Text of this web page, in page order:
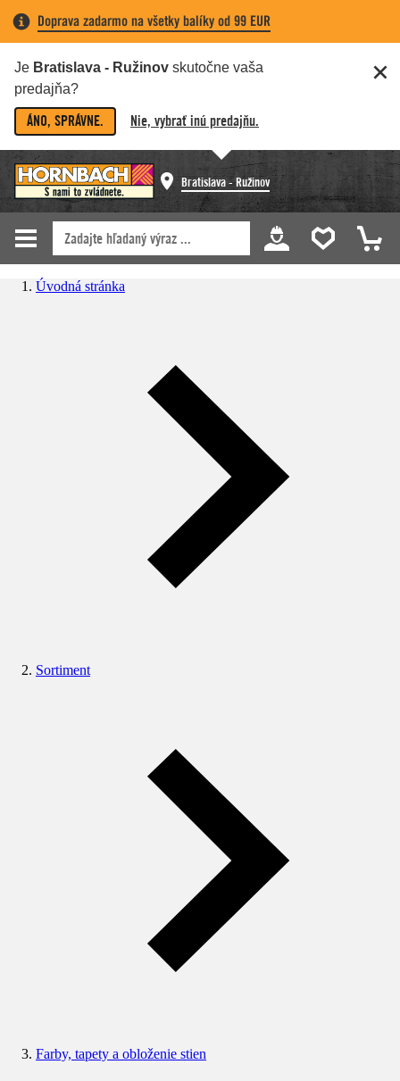
Doprava zadarmo na všetky balíky od 99 EUR
Je Bratislava - Ružinov skutočne vaša
predajňa?
ÁNO, SPRÁVNE. Nie, vybrať inú predajňu.
Bratislava - Ružinov
Úvodná stránka
Sortiment
Farby, tapety a obloženie stien